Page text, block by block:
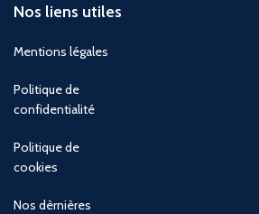
Nos liens utiles
Mentions légales
Politique de
confidentialité
Politique de
cookies
Nos dèrnières